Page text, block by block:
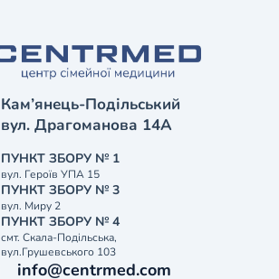
Кам’янець-Подільський
вул. Драгоманова 14А
ПУНКТ ЗБОРУ № 1
вул. Героїв УПА 15
ПУНКТ ЗБОРУ № 3
вул. Миру 2
ПУНКТ ЗБОРУ № 4
смт. Скала-Подільська,
вул.Грушевського 103
info@centrmed.com